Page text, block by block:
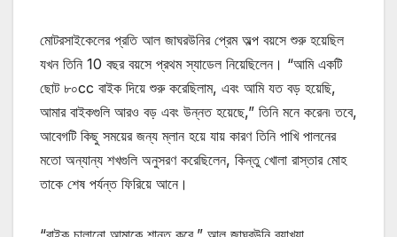
মোটরসাইকেলের প্রতি আল জাঘরউনির প্রেম অল্প বয়সে শুরু হয়েছিল
যখন তিনি 10 বছর বয়সে প্রথম স্যাডেল নিয়েছিলেন। “আমি একটি
ছোট ৮০cc বাইক দিয়ে শুরু করেছিলাম, এবং আমি যত বড় হয়েছি,
আমার বাইকগুলি আরও বড় এবং উন্নত হয়েছে,” তিনি মনে করেন৷ তবে,
আবেগটি কিছু সময়ের জন্য ম্লান হয়ে যায় কারণ তিনি পাখি পালনের
মতো অন্যান্য শখগুলি অনুসরণ করেছিলেন, কিন্তু খোলা রাস্তার মোহ
তাকে শেষ পর্যন্ত ফিরিয়ে আনে।